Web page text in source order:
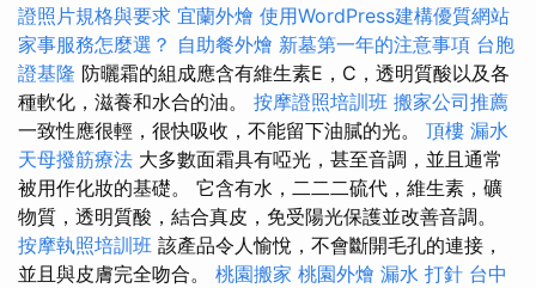
證照片規格與要求 宜蘭外燴 使用WordPress建構優質網站
家事服務怎麼選？ 自助餐外燴 新墓第一年的注意事項 台胞
證基隆 防曬霜的組成應含有維生素E，C，透明質酸以及各
種軟化，滋養和水合的油。 按摩證照培訓班 搬家公司推薦
一致性應很輕，很快吸收，不能留下油膩的光。 頂樓 漏水
天母撥筋療法 大多數面霜具有啞光，甚至音調，並且通常
被用作化妝的基礎。 它含有水，二二二硫代，維生素，礦
物質，透明質酸，結合真皮，免受陽光保護並改善音調。
按摩執照培訓班 該產品令人愉悅，不會斷開毛孔的連接，
並且與皮膚完全吻合。 桃園搬家 桃園外燴 漏水 打針 台中